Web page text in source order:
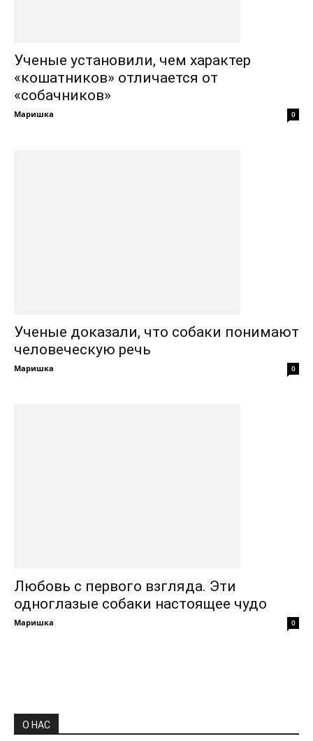
Ученые установили, чем характер
«кошатников» отличается от
«собачников»
Маришка 0
Ученые доказали, что собаки понимают
человеческую речь
Маришка 0
Любовь с первого взгляда. Эти
одноглазые собаки настоящее чудо
Маришка 0
О НАС